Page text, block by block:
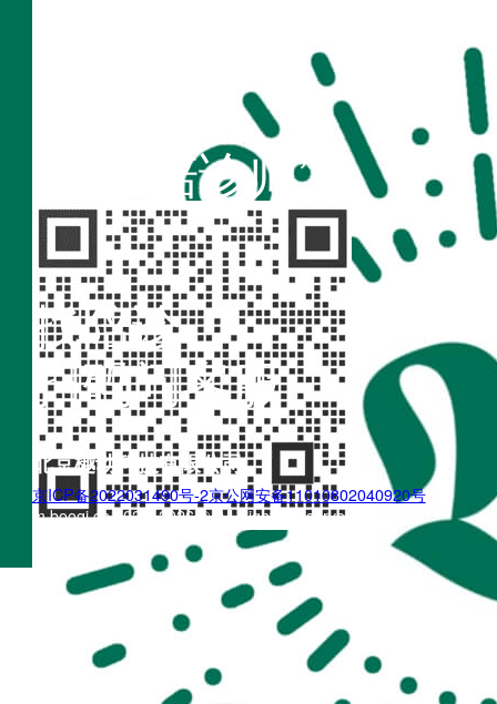
“不疾陪诊师”
找陪诊
扫码问客服
北京樾动科技有限公司
京ICP备2022031490号-2京公网安备11010802040920号
m.boogi.cn 2022~2026 © All Rights Reserved